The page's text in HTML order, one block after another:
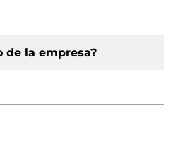
de la empresa?